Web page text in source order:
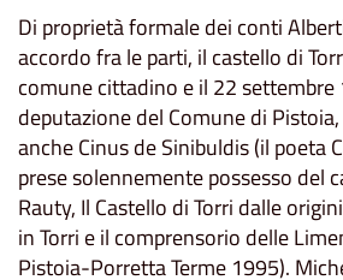
Di proprietà formale dei conti
accordo fra le parti, il castello di
comune cittadino e il 22 settembre
deputazione del Comune di
anche Cinus de Sinibuldis (il poeta
prese solennemente possesso del
Rauty, Il Castello di Torri dalle
in Torri e il comprensorio delle
Pistoia-Porretta Terme 1995).